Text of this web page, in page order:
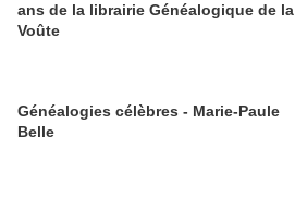
ans de la librairie Généalogique de la
Voûte
Généalogies célèbres - Marie-Paule
Belle